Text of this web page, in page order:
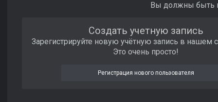
Вы должны быть
Создать учетную запись
Зарегистрируйте новую учётную запись в нашем
Это очень просто!
Регистрация нового пользователя